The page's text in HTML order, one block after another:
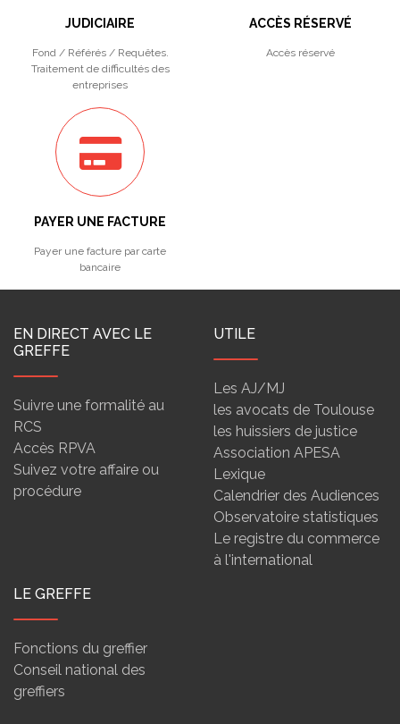
JUDICIAIRE
Fond / Référés / Requêtes.
Traitement de difficultés des
entreprises
ACCÈS RÉSERVÉ
Accès réservé
PAYER UNE FACTURE
Payer une facture par carte
bancaire
EN DIRECT AVEC LE
GREFFE
Suivre une formalité au
RCS
Accès RPVA
Suivez votre affaire ou
procédure
UTILE
Les AJ/MJ
les avocats de Toulouse
les huissiers de justice
Association APESA
Lexique
Calendrier des Audiences
Observatoire statistiques
Le registre du commerce
à l'international
LE GREFFE
Fonctions du greffier
Conseil national des
greffiers